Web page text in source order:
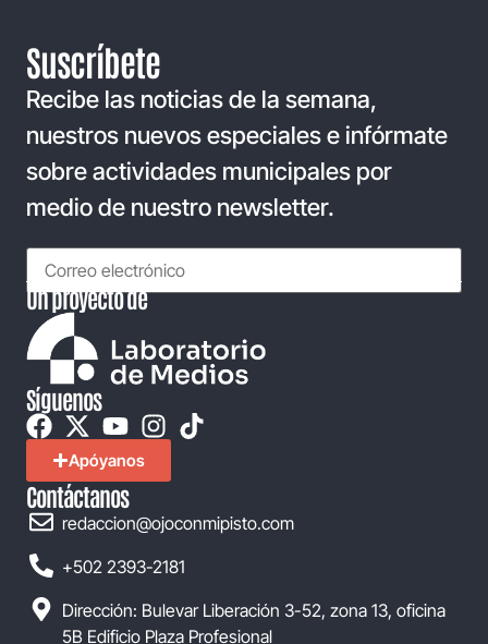
Suscríbete
Recibe las noticias de la semana,
nuestros nuevos especiales e infórmate
sobre actividades municipales por
medio de nuestro newsletter.
Un proyecto de
Síguenos
Apóyanos
Contáctanos
redaccion@ojoconmipisto.com
+502 2393-2181
Dirección: Bulevar Liberación 3-52, zona 13, oficina
5B Edificio Plaza Profesional